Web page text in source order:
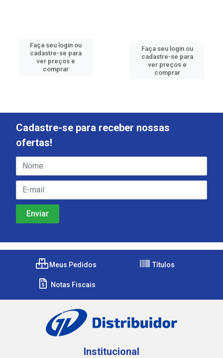
Faça seu login ou
cadastre-se para
ver preços e
comprar
Faça seu login ou
cadastre-se para
ver preços e
comprar
Cadastre-se para receber nossas
ofertas!
Meus Pedidos Títulos
Notas Fiscais
Institucional